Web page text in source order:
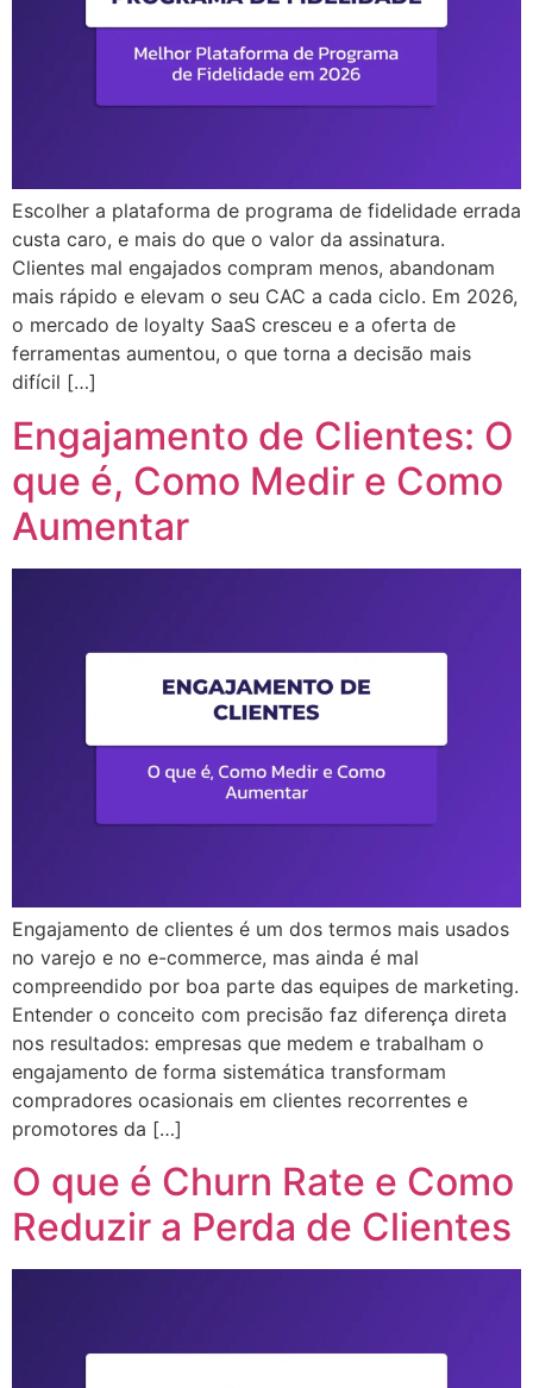
Escolher a plataforma de programa de fidelidade errada
custa caro, e mais do que o valor da assinatura.
Clientes mal engajados compram menos, abandonam
mais rápido e elevam o seu CAC a cada ciclo. Em 2026,
o mercado de loyalty SaaS cresceu e a oferta de
ferramentas aumentou, o que torna a decisão mais
difícil […]
Engajamento de Clientes: O
que é, Como Medir e Como
Aumentar
Engajamento de clientes é um dos termos mais usados
no varejo e no e-commerce, mas ainda é mal
compreendido por boa parte das equipes de marketing.
Entender o conceito com precisão faz diferença direta
nos resultados: empresas que medem e trabalham o
engajamento de forma sistemática transformam
compradores ocasionais em clientes recorrentes e
promotores da […]
O que é Churn Rate e Como
Reduzir a Perda de Clientes